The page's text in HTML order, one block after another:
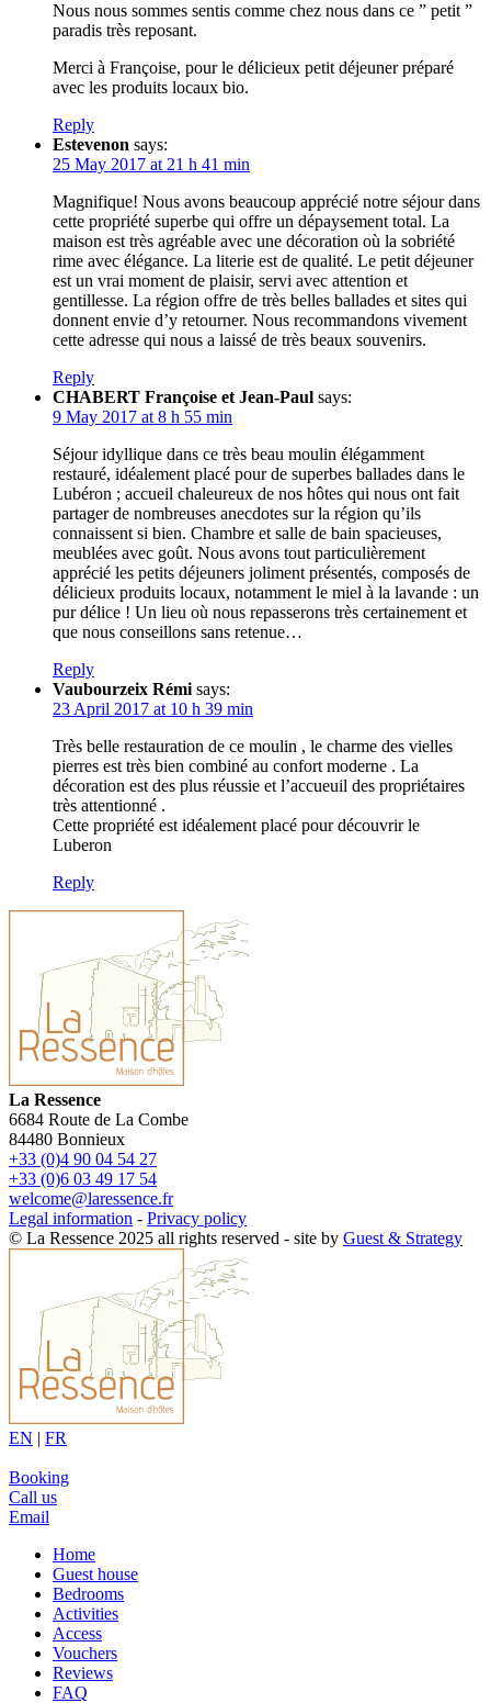
Nous nous sommes sentis comme chez nous dans ce ” petit ”
paradis très reposant.
Merci à Françoise, pour le délicieux petit déjeuner préparé
avec les produits locaux bio.
Reply
Estevenon says:
25 May 2017 at 21 h 41 min
Magnifique! Nous avons beaucoup apprécié notre séjour dans
cette propriété superbe qui offre un dépaysement total. La
maison est très agréable avec une décoration où la sobriété
rime avec élégance. La literie est de qualité. Le petit déjeuner
est un vrai moment de plaisir, servi avec attention et
gentillesse. La région offre de très belles ballades et sites qui
donnent envie d’y retourner. Nous recommandons vivement
cette adresse qui nous a laissé de très beaux souvenirs.
Reply
CHABERT Françoise et Jean-Paul says:
9 May 2017 at 8 h 55 min
Séjour idyllique dans ce très beau moulin élégamment
restauré, idéalement placé pour de superbes ballades dans le
Lubéron ; accueil chaleureux de nos hôtes qui nous ont fait
partager de nombreuses anecdotes sur la région qu’ils
connaissent si bien. Chambre et salle de bain spacieuses,
meublées avec goût. Nous avons tout particulièrement
apprécié les petits déjeuners joliment présentés, composés de
délicieux produits locaux, notamment le miel à la lavande : un
pur délice ! Un lieu où nous repasserons très certainement et
que nous conseillons sans retenue…
Reply
Vaubourzeix Rémi says:
23 April 2017 at 10 h 39 min
Très belle restauration de ce moulin , le charme des vielles
pierres est très bien combiné au confort moderne . La
décoration est des plus réussie et l’accueuil des propriétaires
très attentionné .
Cette propriété est idéalement placé pour découvrir le
Luberon
Reply
La Ressence
6684 Route de La Combe
84480 Bonnieux
+33 (0)4 90 04 54 27
+33 (0)6 03 49 17 54
welcome@laressence.fr
Legal information - Privacy policy
© La Ressence 2025 all rights reserved - site by Guest & Strategy
EN | FR
Booking
Call us
Email
Home
Guest house
Bedrooms
Activities
Access
Vouchers
Reviews
FAQ